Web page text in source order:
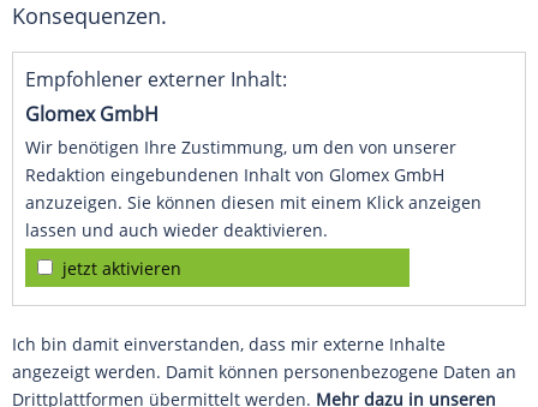
Konsequenzen.
Empfohlener externer Inhalt:
Glomex GmbH
Wir benötigen Ihre Zustimmung, um den von unserer
Redaktion eingebundenen Inhalt von Glomex GmbH
anzuzeigen. Sie können diesen mit einem Klick anzeigen
lassen und auch wieder deaktivieren.
jetzt aktivieren
Ich bin damit einverstanden, dass mir externe Inhalte
angezeigt werden. Damit können personenbezogene Daten an
Drittplattformen übermittelt werden. Mehr dazu in unseren